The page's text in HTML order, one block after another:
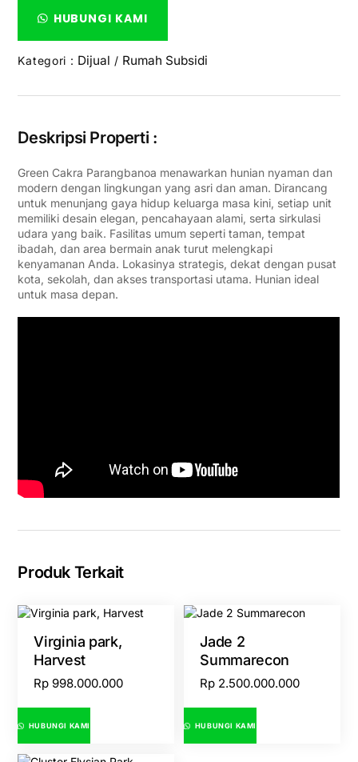
HUBUNGI KAMI
Kategori : Dijual / Rumah Subsidi
Deskripsi Properti :
Green Cakra Parangbanoa menawarkan hunian nyaman dan
modern dengan lingkungan yang asri dan aman. Dirancang
untuk menunjang gaya hidup keluarga masa kini, setiap unit
memiliki desain elegan, pencahayaan alami, serta sirkulasi
udara yang baik. Fasilitas umum seperti taman, tempat
ibadah, dan area bermain anak turut melengkapi
kenyamanan Anda. Lokasinya strategis, dekat dengan pusat
kota, sekolah, dan akses transportasi utama. Hunian ideal
untuk masa depan.
Produk Terkait
Virginia park,
Harvest
Rp 998.000.000
HUBUNGI KAMI
Jade 2
Summarecon
Rp 2.500.000.000
HUBUNGI KAMI